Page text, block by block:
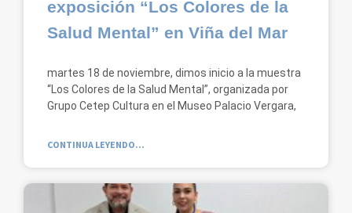
exposición “Los Colores de la
Salud Mental” en Viña del Mar
martes 18 de noviembre, dimos inicio a la muestra
“Los Colores de la Salud Mental”, organizada por
Grupo Cetep Cultura en el Museo Palacio Vergara,
CONTINUA LEYENDO...